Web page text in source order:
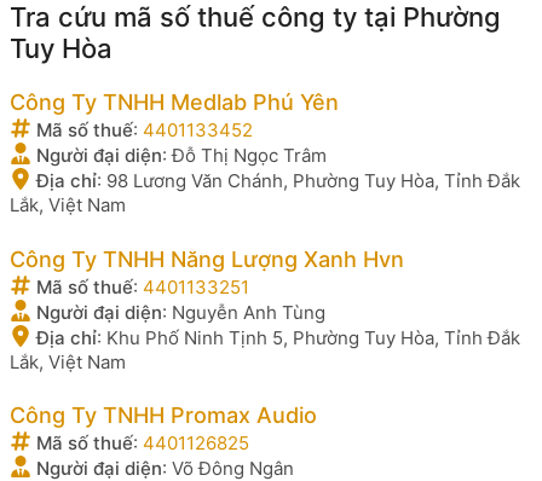
Tra cứu mã số thuế công ty tại Phường
Tuy Hòa
Công Ty TNHH Medlab Phú Yên
Mã số thuế: 4401133452
Người đại diện:Đỗ Thị Ngọc Trâm
Địa chỉ: 98 Lương Văn Chánh, Phường Tuy Hòa, Tỉnh Đắk
Lắk, Việt Nam
Công Ty TNHH Năng Lượng Xanh Hvn
Mã số thuế: 4401133251
Người đại diện: Nguyễn Anh Tùng
Địa chỉ: Khu Phố Ninh Tịnh 5, Phường Tuy Hòa, Tỉnh Đắk
Lắk, Việt Nam
Công Ty TNHH Promax Audio
Mã số thuế: 4401126825
Người đại diện: Võ Đông Ngân